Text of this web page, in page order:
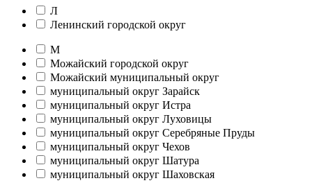
Л
Ленинский городской округ
М
Можайский городской округ
Можайский муниципальный округ
муниципальный округ Зарайск
муниципальный округ Истра
муниципальный округ Луховицы
муниципальный округ Серебряные Пруды
муниципальный округ Чехов
муниципальный округ Шатура
муниципальный округ Шаховская